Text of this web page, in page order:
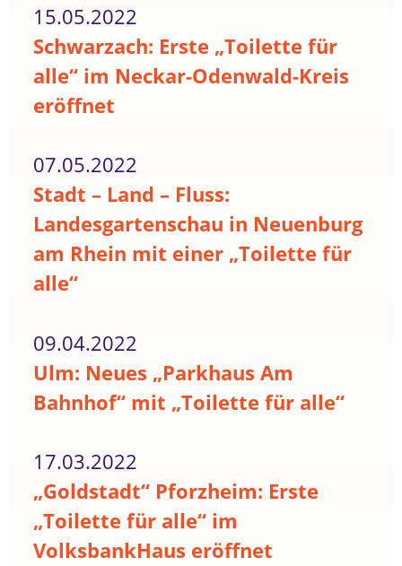
15.05.2022
Schwarzach: Erste „Toilette für
alle“ im Neckar-Odenwald-Kreis
eröffnet
07.05.2022
Stadt – Land – Fluss:
Landesgartenschau in Neuenburg
am Rhein mit einer „Toilette für
alle“
09.04.2022
Ulm: Neues „Parkhaus Am
Bahnhof“ mit „Toilette für alle“
17.03.2022
„Goldstadt“ Pforzheim: Erste
„Toilette für alle“ im
VolksbankHaus eröffnet